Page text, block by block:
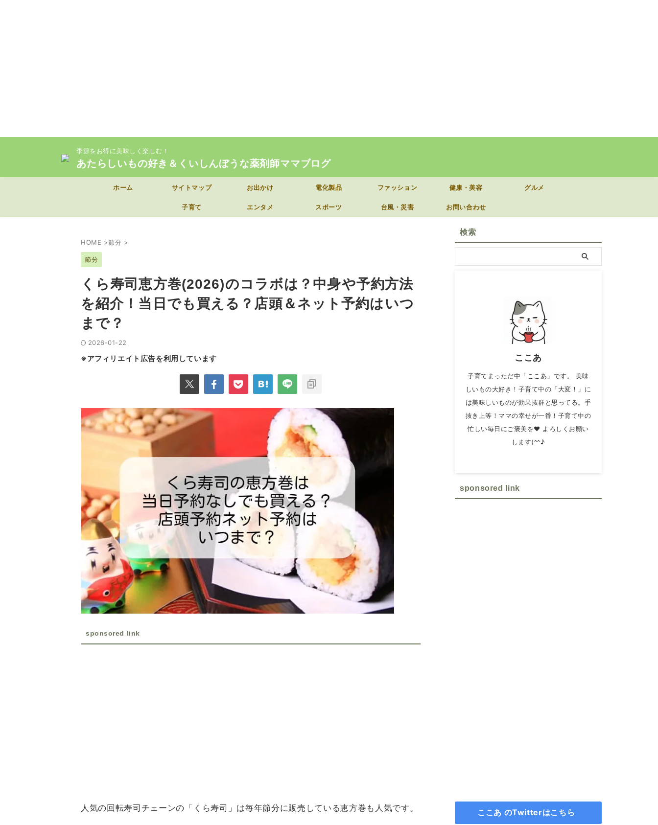
季節をお得に美味しく楽しむ！
あたらしいもの好き＆くいしんぼうな薬剤師ママブログ
ホーム サイトマップ お出かけ 電化製品 ファッション 健康・美容 グルメ
子育て エンタメ スポーツ 台風・災害 お問い合わせ
HOME >節分 >
節分
くら寿司恵方巻(2026)のコラボは？中身や予約方法
を紹介！当日でも買える？店頭＆ネット予約はいつ
まで？
2026-01-22
※アフィリエイト広告を利用しています
sponsored link
人気の回転寿司チェーンの「くら寿司」は毎年節分に販売している恵方巻も人気です。
検索
ここあ
子育てまっただ中「ここあ」です。 美味
しいもの大好き！子育て中の「大変！」に
は美味しいものが効果抜群と思ってる。手
抜き上等！ママの幸せが一番！子育て中の
忙しい毎日にご褒美を❤ よろしくお願い
します(^^♪
sponsored link
ここあ のTwitterはこちら